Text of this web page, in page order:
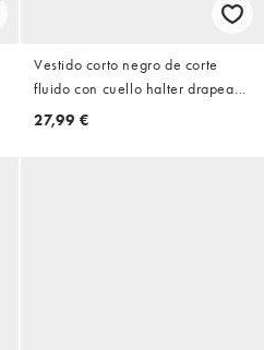
Vestido corto negro de corte
fluido con cuello halter drapeado
de ASOS DESIGN
27,99 €